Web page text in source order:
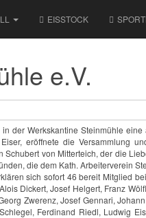
EISSTOCK
e.V.
der Werkskantine Steinmühle
eröffnete die Versammlung
von Mitterteich, der die
die dem Kath. Arbeiterverein
sich sofort 46 bereit Mitglied
Dickert, Josef Helgert, Franz
Zwerenz, Josef Gennari,
Ferdinand Riedl, Ludwig